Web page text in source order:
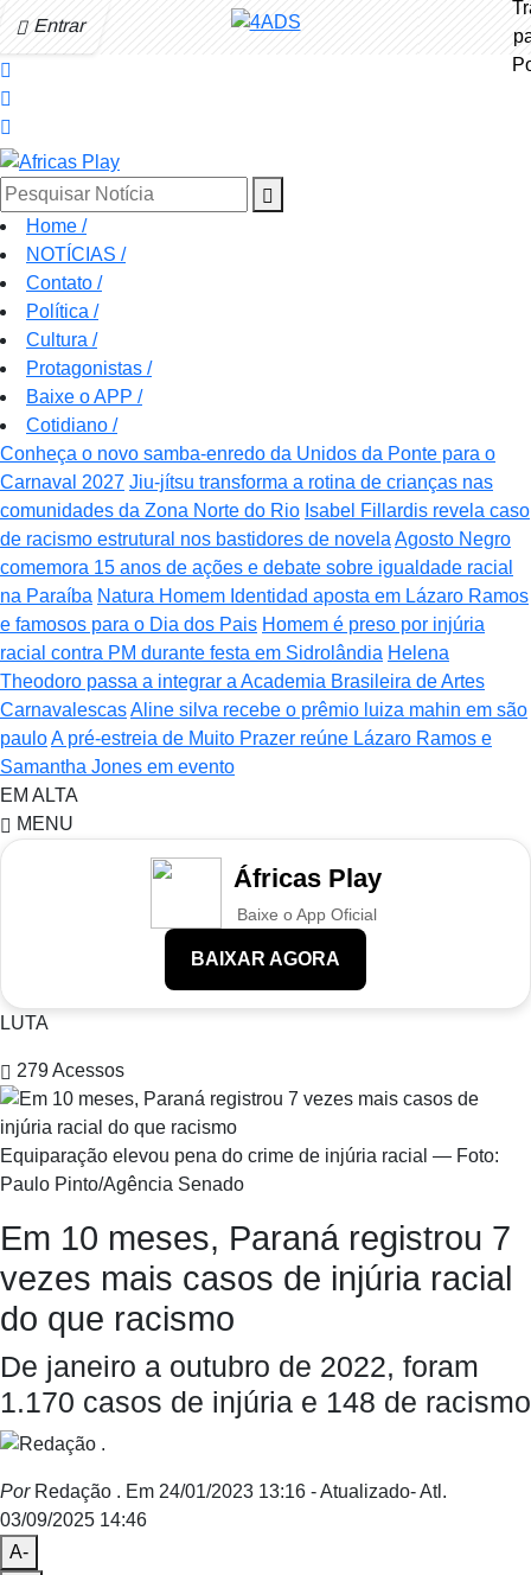
Entrar
Pesquisar Notícia
Home /
NOTÍCIAS /
Contato /
Política /
Cultura /
Protagonistas /
Baixe o APP /
Cotidiano /
Conheça o novo samba-enredo da Unidos da Ponte para o
Carnaval 2027 Jiu-jítsu transforma a rotina de crianças nas
comunidades da Zona Norte do Rio Isabel Fillardis revela caso
de racismo estrutural nos bastidores de novela Agosto Negro
comemora 15 anos de ações e debate sobre igualdade racial
na Paraíba Natura Homem Identidad aposta em Lázaro Ramos
e famosos para o Dia dos Pais Homem é preso por injúria
racial contra PM durante festa em Sidrolândia Helena
Theodoro passa a integrar a Academia Brasileira de Artes
CarnavalescasAline silva recebe o prêmio luiza mahin em são
pauloA pré-estreia de Muito Prazer reúne Lázaro Ramos e
Samantha Jones em evento
EM ALTA
MENU
Áfricas Play
Baixe o App Oficial
BAIXAR AGORA
LUTA
279Acessos
Equiparação elevou pena do crime de injúria racial — Foto:
Paulo Pinto/Agência Senado
Em 10 meses, Paraná registrou 7
vezes mais casos de injúria racial
do que racismo
De janeiro a outubro de 2022, foram
1.170 casos de injúria e 148 de racismo
PorRedação . Em 24/01/2023 13:16 - Atualizado- Atl.
03/09/2025 14:46
A-